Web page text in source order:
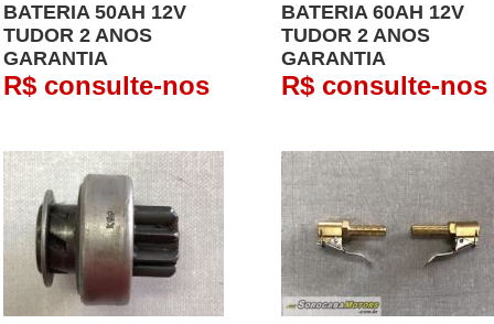
BATERIA 50AH 12V
TUDOR 2 ANOS
GARANTIA
R$ consulte-nos
BATERIA 60AH 12V
TUDOR 2 ANOS
GARANTIA
R$ consulte-nos